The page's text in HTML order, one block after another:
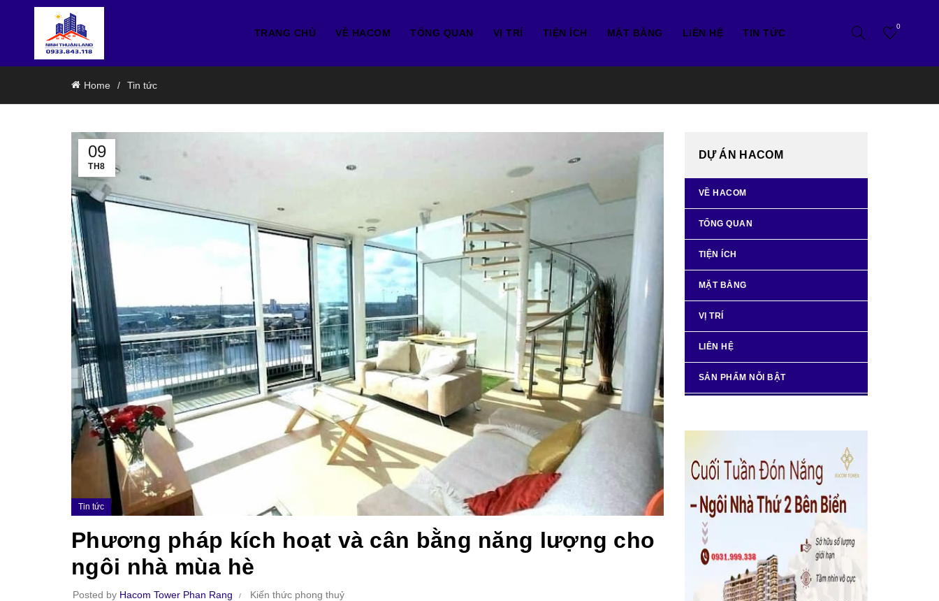
TRANG CHỦ VỀ HACOM TỔNG QUAN VỊ TRÍ TIỆN ÍCH MẶT BẰNG LIÊN HỆ TIN TỨC
0
Home Tin tức
09
TH8
Tin tức
Phương pháp kích hoạt và cân bằng năng lượng cho
ngôi nhà mùa hè
Posted by Hacom Tower Phan Rang Kiến thức phong thuỷ
DỰ ÁN HACOM
VỀ HACOM
TỔNG QUAN
TIỆN ÍCH
MẶT BẰNG
VỊ TRÍ
LIÊN HỆ
SẢN PHẨM NỖI BẬT